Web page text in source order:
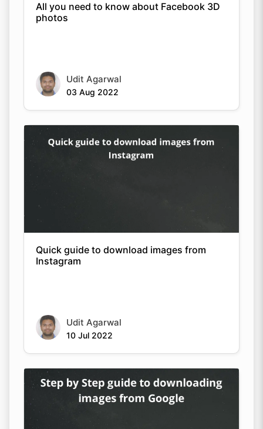
All you need to know about Facebook 3D
photos
Udit Agarwal
03 Aug 2022
Quick guide to download images from
Instagram
Udit Agarwal
10 Jul 2022